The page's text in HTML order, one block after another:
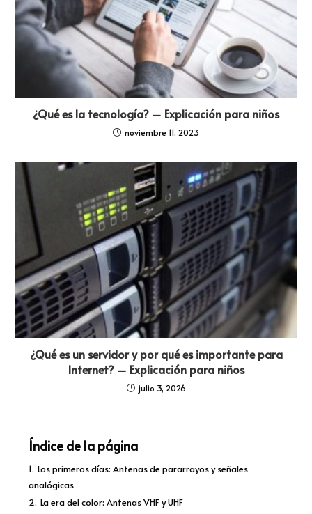
¿Qué es la tecnología? – Explicación para niños
noviembre 11, 2023
¿Qué es un servidor y por qué es importante para
Internet? – Explicación para niños
julio 3, 2026
Índice de la página
1. Los primeros días: Antenas de pararrayos y señales
analógicas
2. La era del color: Antenas VHF y UHF